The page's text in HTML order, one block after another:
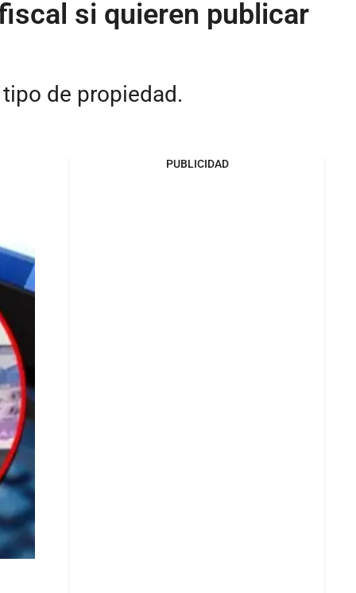
si quieren publicar
de propiedad.
PUBLICIDAD